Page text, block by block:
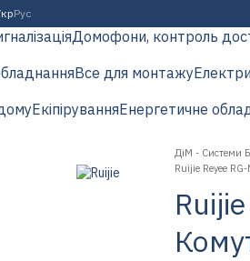
Рус
Домофони, контроль
Все для монтажу
ЕкіпіруванняЕнергетичне
ДіМ - Системи
Ruijie Reyee